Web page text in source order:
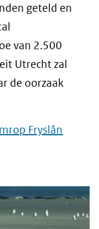
geteld en
van 2.500
Utrecht zal
de oorzaak
Fryslân
naar